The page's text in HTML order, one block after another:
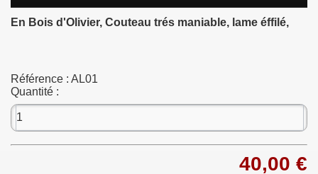
En Bois d'Olivier, Couteau trés maniable, lame éffilé,
Référence : AL01
Quantité :
40,00 €